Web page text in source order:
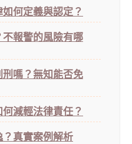
何定義與認定？
報警的風險有哪
嗎？無知能否免
減輕法律責任？
真實案例解析